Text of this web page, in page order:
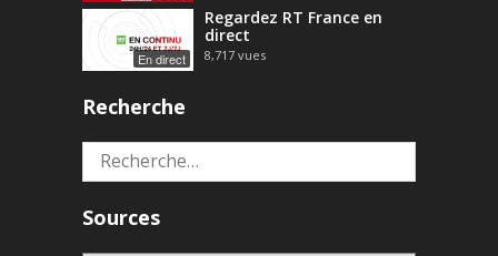
En direct
Regardez RT France en
direct
8,717 vues
Recherche
Rechercher :
Sources